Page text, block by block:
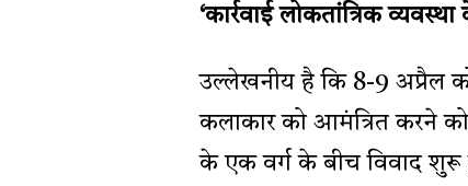
‘कार्रवाई लोकतांत्रिक व्यवस्था
उल्लेखनीय है कि 8-9 अप्रैल
कलाकार को आमंत्रित करने को
के एक वर्ग के बीच विवाद